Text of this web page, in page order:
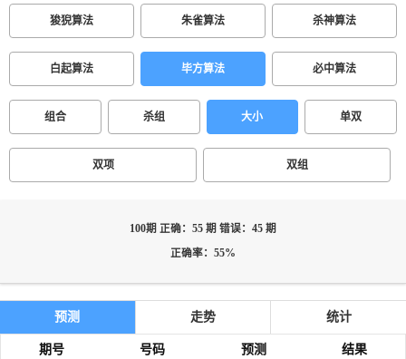
狻猊算法 朱雀算法 杀神算法
白起算法 毕方算法 必中算法
组合 杀组 大小 单双
双项 双组
100期 正确：55 期 错误：45 期
正确率：55%
预测 走势 统计
期号 号码 预测 结果